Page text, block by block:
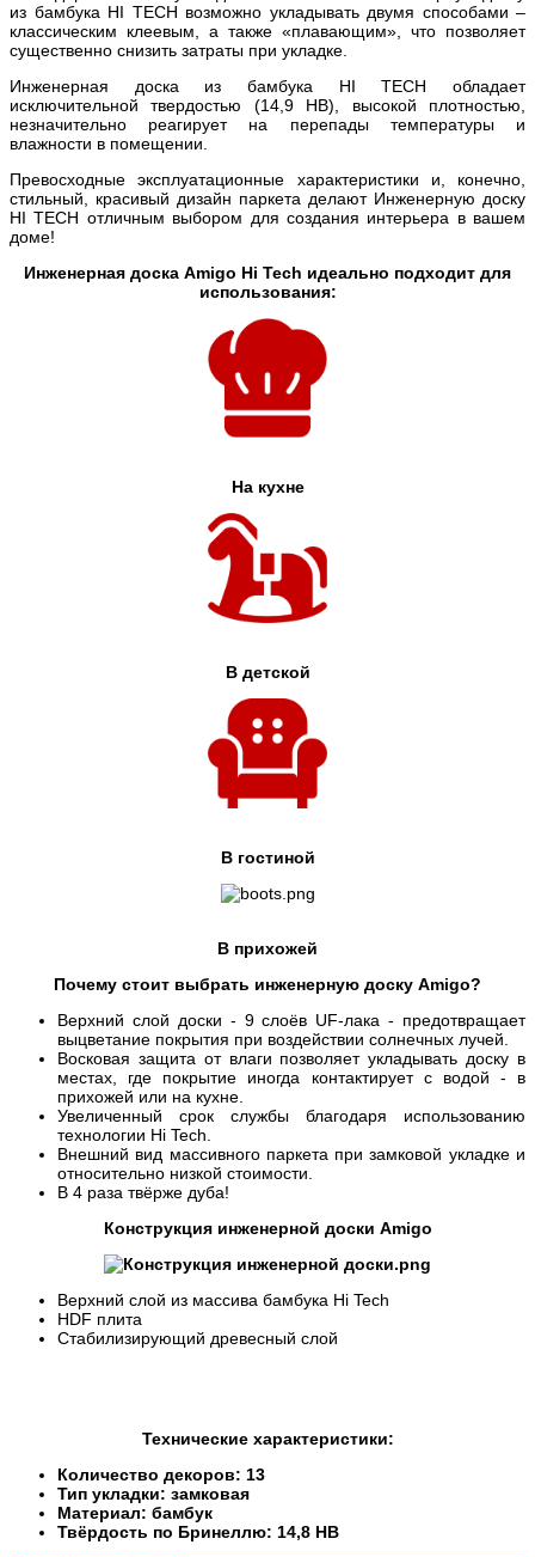
из бамбука HI TECH возможно укладывать двумя способами –
классическим клеевым, а также «плавающим», что позволяет
существенно снизить затраты при укладке.
Инженерная доска из бамбука HI TECH обладает
исключительной твердостью (14,9 НВ), высокой плотностью,
незначительно реагирует на перепады температуры и
влажности в помещении.
Превосходные эксплуатационные характеристики и, конечно,
стильный, красивый дизайн паркета делают Инженерную доску
HI TECH отличным выбором для создания интерьера в вашем
доме!
Инженерная доска Amigo Hi Tech идеально подходит для
использования:
На кухне
В детской
В гостиной
В прихожей
Почему стоит выбрать инженерную доску Amigo?
Верхний слой доски - 9 слоёв UF-лака - предотвращает
выцветание покрытия при воздействии солнечных лучей.
Восковая защита от влаги позволяет укладывать доску в
местах, где покрытие иногда контактирует с водой - в
прихожей или на кухне.
Увеличенный срок службы благодаря использованию
технологии Hi Tech.
Внешний вид массивного паркета при замковой укладке и
относительно низкой стоимости.
В 4 раза твёрже дуба!
Конструкция инженерной доски Amigo
Верхний слой из массива бамбука Hi Tech
HDF плита
Стабилизирующий древесный слой
Технические характеристики:
Количество декоров: 13
Тип укладки: замковая
Материал: бамбук
Твёрдость по Бринеллю: 14,8 HB